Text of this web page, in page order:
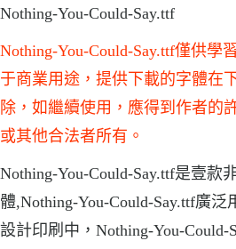
Nothing-You-Could-Say.ttf
Nothing-You-Could-Say.ttf僅供學
于商業用途，提供下載的字體在
除，如繼續使用，應得到作者的
或其他合法者所有。
Nothing-You-Could-Say.ttf是壹款
體,Nothing-You-Could-Say.ttf廣
設計印刷中，Nothing-You-Could-